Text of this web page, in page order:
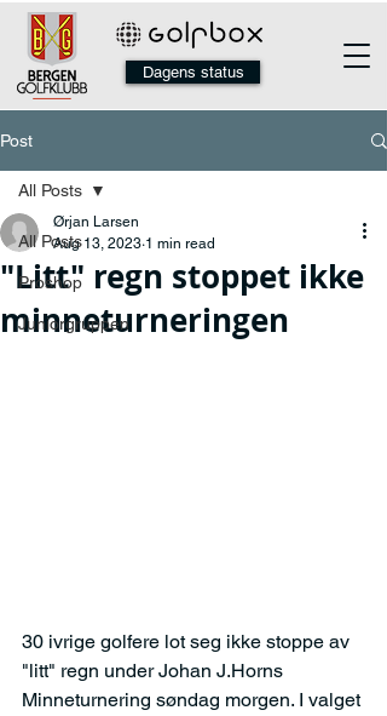
Dagens status
Post
All Posts
Proshop
Juniorgruppen
All Posts
"Litt" regn stoppet ikke
minneturneringen
Ørjan Larsen
Aug 13, 2023 1 min read
30 ivrige golfere lot seg ikke stoppe av
"litt" regn under Johan J.Horns
Minneturnering søndag morgen. I valget